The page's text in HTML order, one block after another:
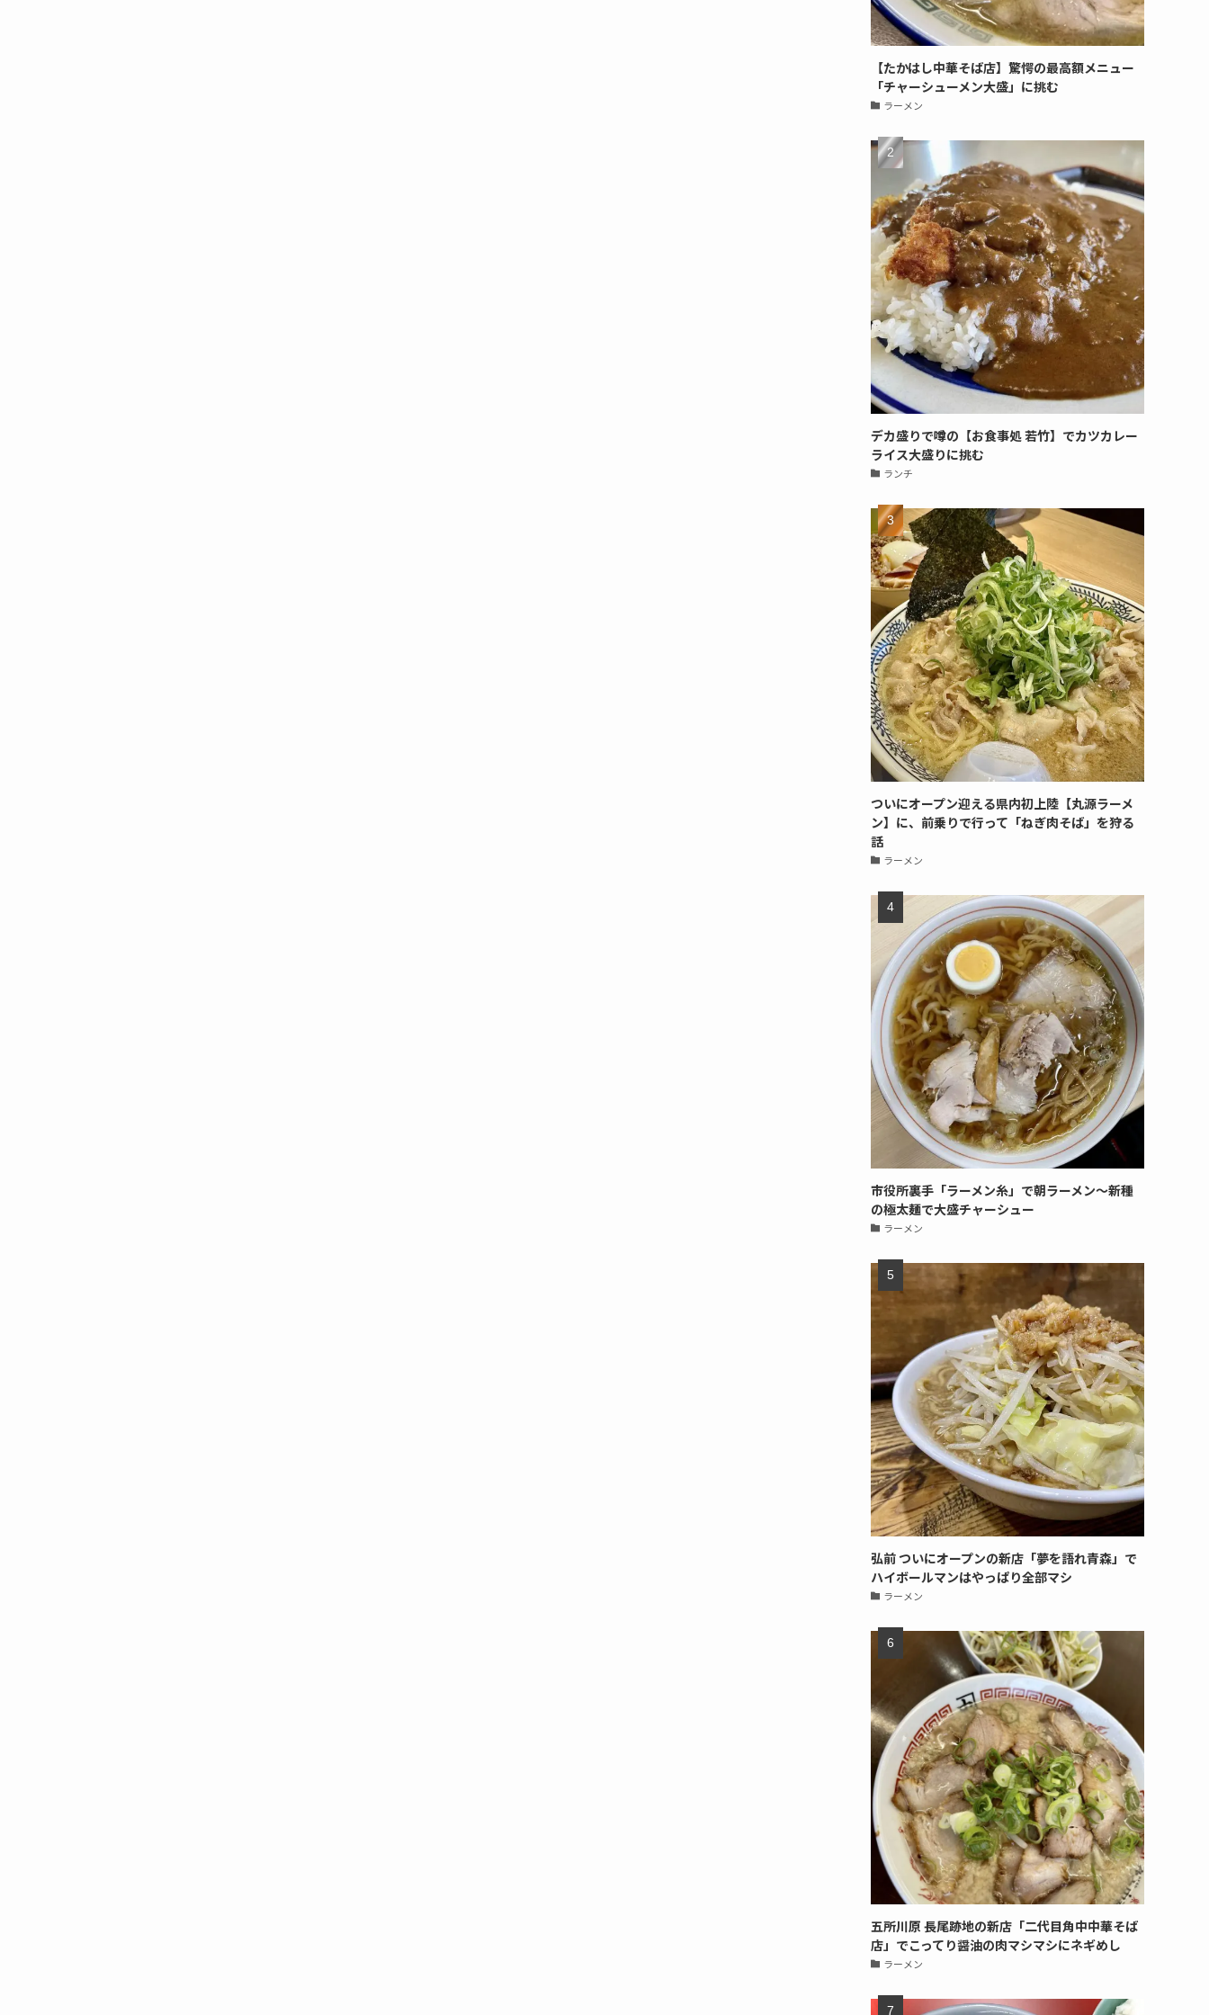
【たかはし中華そば店】驚愕の最高額メニュー
「チャーシューメン大盛」に挑む
ラーメン
デカ盛りで噂の【お食事処 若竹】でカツカレー
ライス大盛りに挑む
ランチ
ついにオープン迎える県内初上陸【丸源ラーメ
ン】に、前乗りで行って「ねぎ肉そば」を狩る
話
ラーメン
市役所裏手「ラーメン糸」で朝ラーメン〜新種
の極太麺で大盛チャーシュー
ラーメン
弘前 ついにオープンの新店「夢を語れ青森」で
ハイボールマンはやっぱり全部マシ
ラーメン
五所川原 長尾跡地の新店「二代目角中中華そば
店」でこってり醤油の肉マシマシにネギめし
ラーメン